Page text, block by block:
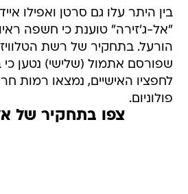
בין היתר עלו גם סרטן ואפילו
"אל-ג'זירה" טוענת כי חשפה
הורעל. בתחקיר של רשת
שפורסם אתמול (שלישי) נטען כי
לחפציו האישיים, נמצאו רמות
פולוניום.
צפו בתחקיר של